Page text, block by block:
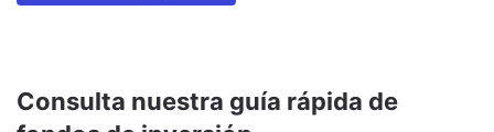
Consulta nuestra guía rápida de